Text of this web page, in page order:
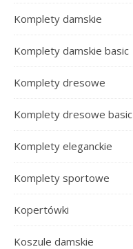
Komplety damskie
Komplety damskie basic
Komplety dresowe
Komplety dresowe basic
Komplety eleganckie
Komplety sportowe
Kopertówki
Koszule damskie